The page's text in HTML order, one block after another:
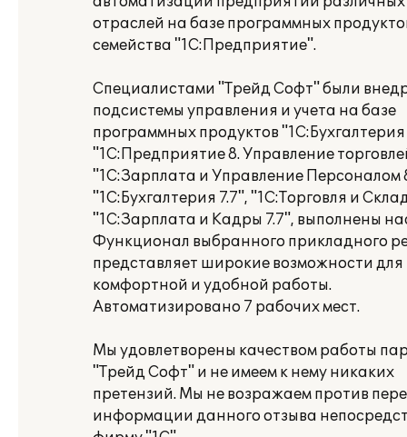
отраслей на базе программных
семейства "1С:Предприятие".
Специалистами "Трейд Софт" были
подсистемы управления и учета на базе
программных продуктов
"1С:Предприятие 8. Управление
"1С:Зарплата и Управление Персоналом
"1С:Бухгалтерия 7.7", "1С:Торговля и
"1С:Зарплата и Кадры 7.7", выполнены
Функционал выбранного прикладного
представляет широкие возможности для
комфортной и удобной работы.
Автоматизировано 7 рабочих мест.
Мы удовлетворены качеством работы
"Трейд Софт" и не имеем к нему никаких
претензий. Мы не возражаем против
информации данного отзыва